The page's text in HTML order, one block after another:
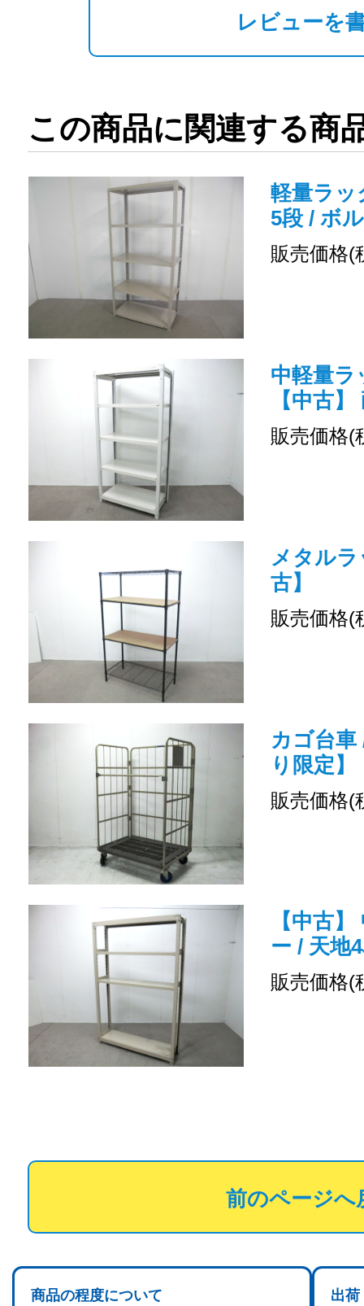
レビューを
この商品に関連する商
軽量ラッ
5段 / ボ
販売価格(
中軽量ラ
【中古
販売価格(
メタル
古】
販売価格(
カゴ台
り限定】
販売価格(
【中古
ー / 天地
販売価格(
前のページへ
商品の程度について 出荷